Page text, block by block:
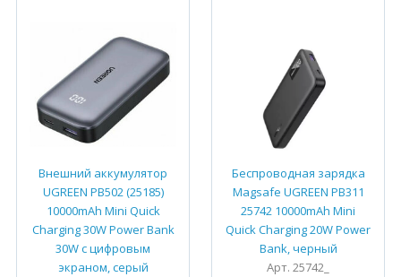
Внешний аккумулятор
UGREEN PB502 (25185)
10000mAh Mini Quick
Charging 30W Power Bank
30W с цифровым
экраном, серый
Беспроводная зарядка
Magsafe UGREEN PB311
25742 10000mAh Mini
Quick Charging 20W Power
Bank, черный
Арт. 25742_